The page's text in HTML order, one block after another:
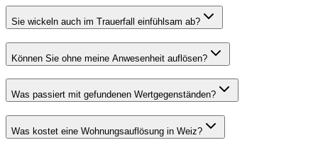
Sie wickeln auch im Trauerfall einfühlsam ab?
Können Sie ohne meine Anwesenheit auflösen?
Was passiert mit gefundenen Wertgegenständen?
Was kostet eine Wohnungsauflösung in Weiz?